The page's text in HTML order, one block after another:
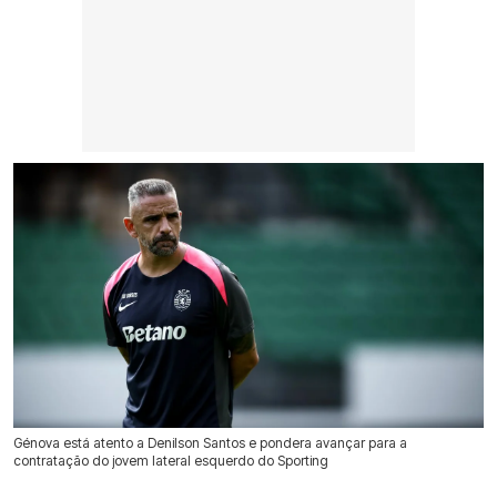
Génova está atento a Denilson Santos e pondera avançar para a
contratação do jovem lateral esquerdo do Sporting